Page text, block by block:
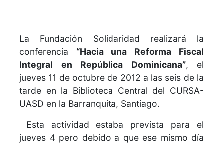
La Fundación Solidaridad realizará la
conferencia “Hacia una Reforma Fiscal
Integral en República Dominicana”, el
jueves 11 de octubre de 2012 a las seis de la
tarde en la Biblioteca Central del CURSA-
UASD en la Barranquita, Santiago.
Esta actividad estaba prevista para el
jueves 4 pero debido a que ese mismo día